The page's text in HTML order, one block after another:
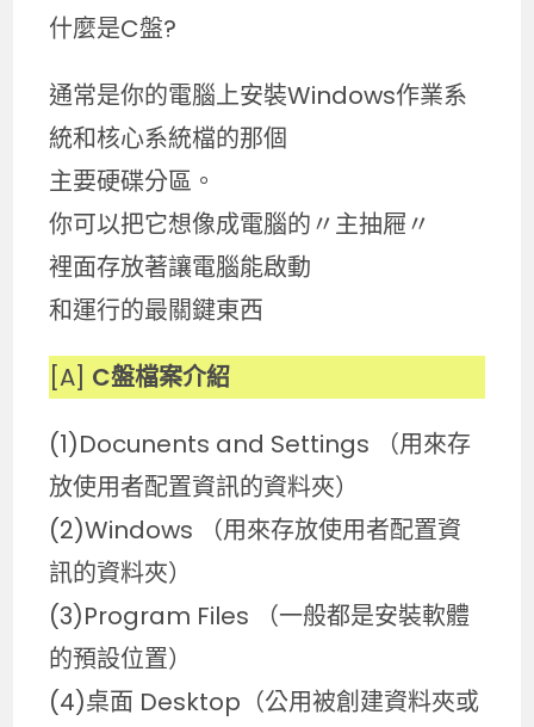
什麼是C盤?
通常是你的電腦上安裝Windows作業系
統和核心系統檔的那個
主要硬碟分區。
你可以把它想像成電腦的〃主抽屜〃
裡面存放著讓電腦能啟動
和運行的最關鍵東西
[A] C盤檔案介紹
(1)Docunents and Settings （用來存
放使用者配置資訊的資料夾）
(2)Windows （用來存放使用者配置資
訊的資料夾）
(3)Program Files （一般都是安裝軟體
的預設位置）
(4)桌面 Desktop（公用被創建資料夾或